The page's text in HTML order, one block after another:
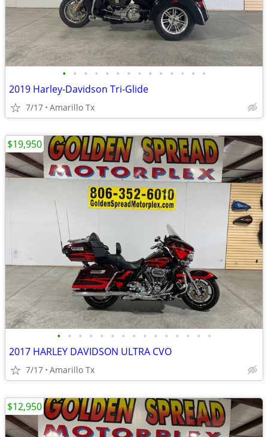
• • • • • • • • • • • • • •
2019 Harley-Davidson Tri-Glide
7/17 Amarillo Tx
• • • • • • • • • • • • • • •
2017 HARLEY DAVIDSON ULTRA CVO
7/17 Amarillo Tx
$19,950
$12,950